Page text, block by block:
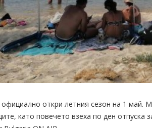
откри летния сезон на 1 май.
като повечето взеха по ден отпуска